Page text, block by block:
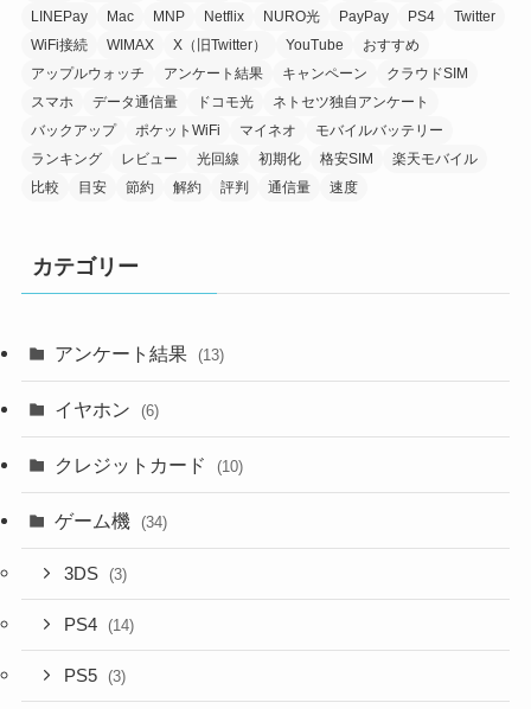
LINEPay Mac MNP Netflix NURO光 PayPay PS4
Twitter
WiFi接続
WIMAX X（旧Twitter） YouTube
おすすめ
アップルウォッチ
アンケート結果 キャンペーン
クラウドSIM
スマホ
データ通信量 ドコモ光
ネトセツ独自アンケート
バックアップ
ポケットWiFi マイネオ
モバイルバッテリー
ランキング
レビュー 光回線 初期化 格安SIM
楽天モバイル
比較
目安 節約 解約 評判 通信量 速度
カテゴリー
アンケート結果 (13)
イヤホン (6)
クレジットカード (10)
ゲーム機 (34)
3DS (3)
PS4 (14)
PS5 (3)